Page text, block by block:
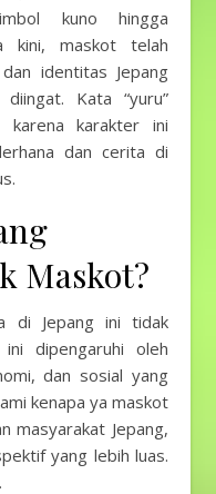
kuno hingga
kini, maskot telah
identitas Jepang
Kata “yuru”
karena karakter ini
dan cerita di
Maskot?
di Jepang ini tidak
dipengaruhi oleh
dan sosial yang
kenapa ya maskot
masyarakat Jepang,
yang lebih luas.